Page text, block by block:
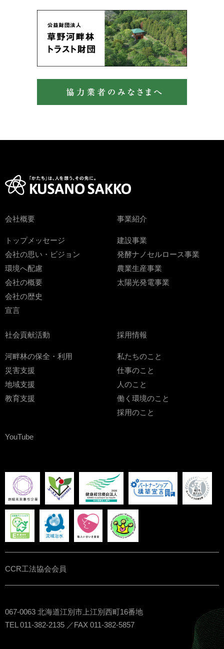
会社概要
トップメッセージ
会社の思い・ビジョン
環境へ配慮
会社の概要
会社の歴史
宣言
事業紹介
建設事業
発酵ナノセルロース事業
農業生産事業
太陽光発電事業
社会貢献活動
河畔林の保全・利用
災害支援
地域支援
教育支援
採用情報
私たちのこと
仕事のこと
人のこと
働く環境のこと
採用のこと
YouTube
CCR工法協会会員
067-0063 北海道江別市上江別西町16番地
TEL 011-382-2135 ／FAX 011-382-5857